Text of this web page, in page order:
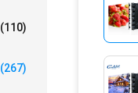
(110)
(267)